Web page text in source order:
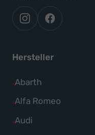
autoflex
auf
autoflex24
auf
Hersteller
Abarth
Alle
Fahrzeuge
Abarth
Alfa Romeo
Alle
Fahrzeuge
Audi
Alle